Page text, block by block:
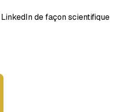
de façon scientifique